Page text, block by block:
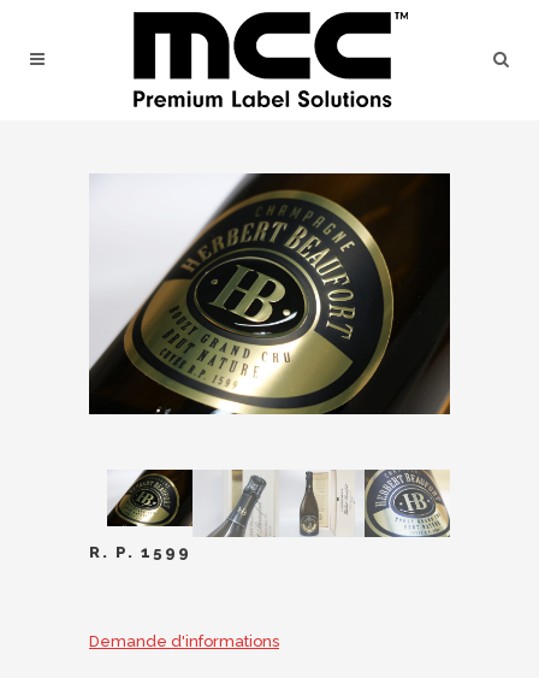
R. P. 1599
Demande d'informations